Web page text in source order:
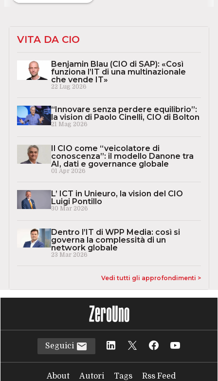
VITA DA CIO
Benjamin Blau (CIO di SAP): «Così
funziona l’IT di una multinazionale
che vende IT»
22 Lug 2026
“Innovare senza perdere equilibrio”:
la vision di Paolo Cinelli, CIO di Bolton
21 Mag 2026
Il CIO come “veicolatore di
conoscenza”: il modello Danone tra
AI, dati e governance globale
01 Apr 2026
L’ ICT in Unieuro, la vision del CIO
Luigi Pontillo
30 Mar 2026
Dentro l’IT di WPP Media: così si
governa la complessità di un
network globale
23 Mar 2026
Vedi tutti gli approfondimenti >
Seguici
About Autori Tags Rss Feed